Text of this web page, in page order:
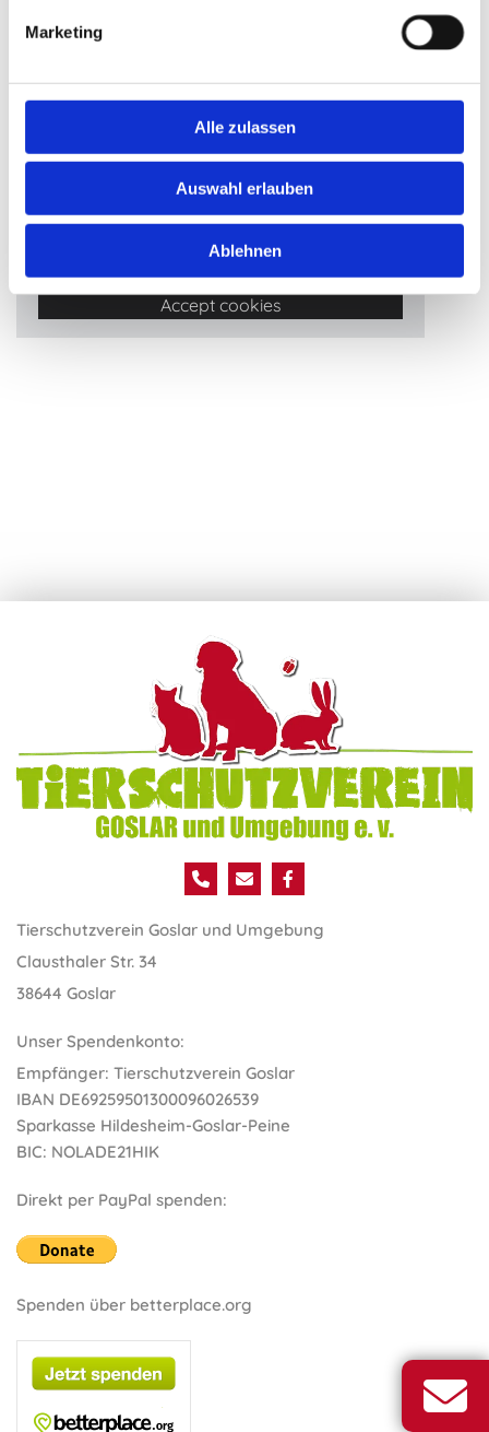
Marketing
Alle zulassen
Auswahl erlauben
Ablehnen
Clausthaler Straße 34, 38644 Goslar
Bitte akzeptieren Sie Marketing-Cookies, um
Accept cookies
Tierschutzverein Goslar und Umgebung
Clausthaler Str. 34
38644 Goslar
Unser Spendenkonto:
Empfänger: Tierschutzverein Goslar
IBAN DE69259501300096026539
Sparkasse Hildesheim-Goslar-Peine
BIC: NOLADE21HIK
Direkt per PayPal spenden:
Spenden über betterplace.org